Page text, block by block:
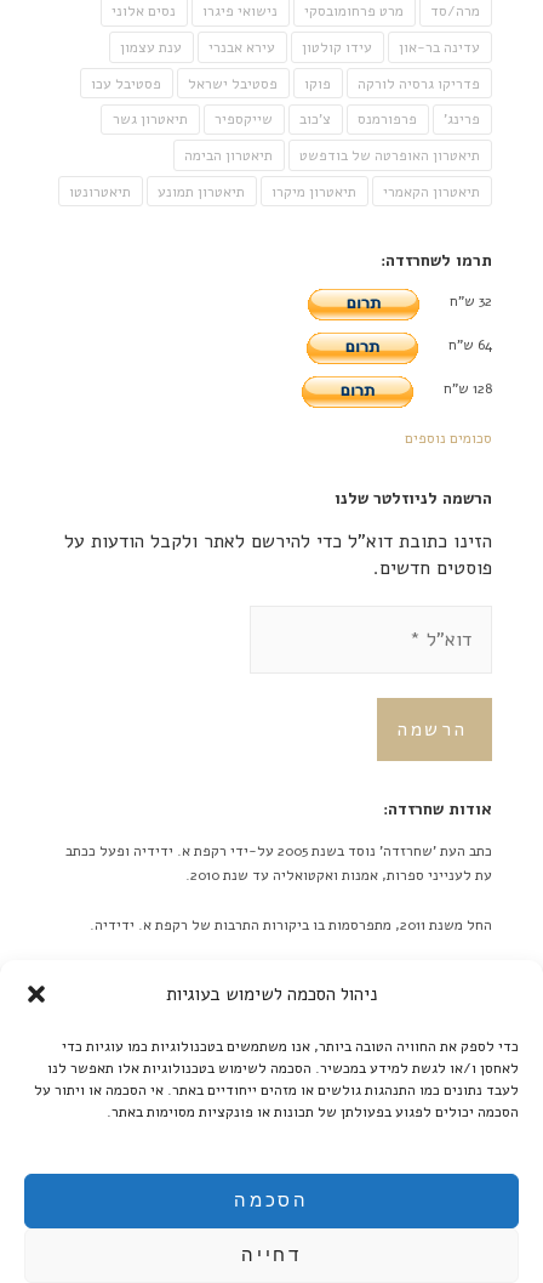
ניהול הסכמה לשימוש בעוגיות
כדי לספק את החוויה הטובה ביותר, אנו משתמשים בטכנולוגיות כמו עוגיות כדי
לאחסן ו/או לגשת למידע במכשיר. הסכמה לשימוש בטכנולוגיות אלו תאפשר לנו
לעבד נתונים כמו התנהגות גולשים או מזהים ייחודיים באתר. אי הסכמה או ויתור על
הסכמה יכולים לפגוע בפעולתן של תכונות או פונקציות מסוימות באתר.
הסכמה
דחייה
מרה/סד
מרט פרחומובסקי נישואי פיגרו
נסים אלוני
עדינה בר-און
עידו קולטון עירא אבנרי
ענת עצמון
פדריקו גרסיה לורקה
פוקו פסטיבל ישראל
פסטיבל עכו
פרינג'
פרפורמנס צ'כוב שייקספיר
תיאטרון גשר
תיאטרון האופרטה של בודפשט
תיאטרון הבימה
תיאטרון הקאמרי
תיאטרון מיקרו תיאטרון תמונע תיאטרונטו
תרמו לשחרזדה:
32 ש"ח
64 ש"ח
128 ש"ח
סכומים נוספים
הרשמה לניוזלטר שלנו
הזינו כתובת דוא"ל כדי להירשם לאתר ולקבל הודעות על
פוסטים חדשים.
אודות שחרזדה:
כתב העת 'שחרזדה' נוסד בשנת 2005 על-ידי רקפת א. ידידיה ופעל ככתב
עת לענייני ספרות, אמנות ואקטואליה עד שנת 2010.
החל משנת 2011, מתפרסמות בו ביקורות התרבות של רקפת א. ידידיה.
כפריוויו, אלא ביקורות בלבד! ברם, ידיעות על אירועים שונים יתקבלו
קרא עוד ←
בקרו אותנו גם ב'בית אוצר - ספרים אלקטרוניים':